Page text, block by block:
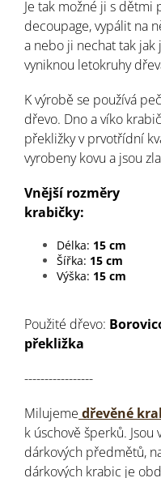
Je tak možné ji s
decoupage, vypálit na
a nebo ji nechat tak
vyniknou letokruhy
K výrobě se používá
dřevo. Dno a víko
překližky v prvotřídní
vyrobeny kovu a jsou
Vnější rozměry
krabičky:
Délka: 15 cm
Šířka: 15 cm
Výška: 15 cm
Použité dřevo:
překližka
-----------------
Milujeme dřevěné
k úschově šperků.
dárkových předmětů,
dárkových krabic je